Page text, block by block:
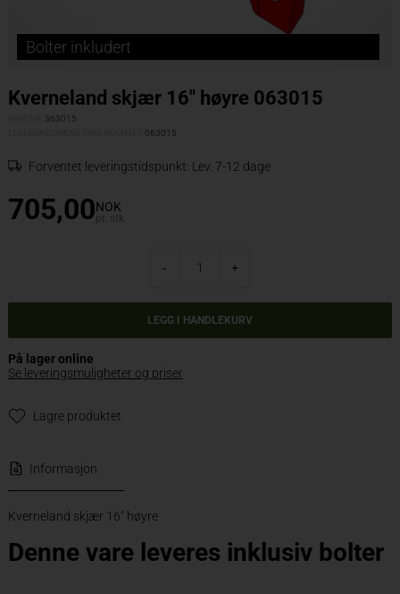
Bolter inkludert
Kverneland skjær 16" høyre 063015
363015
063015
Forventet leveringstidspunkt: Lev. 7-12 dage
705,00NOK
pr. stk.
- +
På lager online
Se leveringsmuligheter og priser
Lagre produktet
Informasjon
Kverneland skjær 16" høyre
Denne vare leveres inklusiv bolter